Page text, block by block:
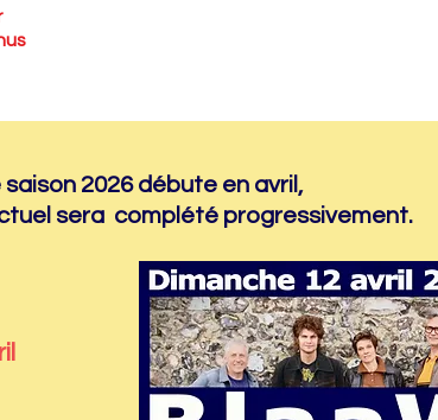
saison 2026 débute en avril,
sera complété progressivement.